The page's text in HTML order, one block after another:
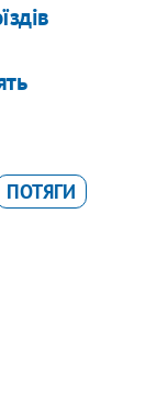
ПОТЯГИ